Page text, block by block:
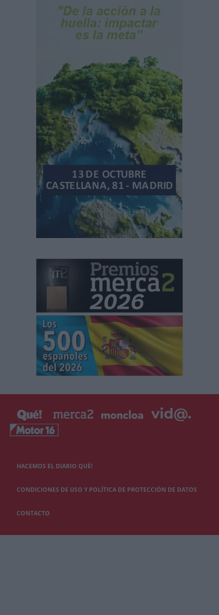
HACEMOS EL DIARIO QUÉ!
CONDICIONES DE USO Y POLÍTICA DE PROTECCIÓN DE DATOS
CONTACTO